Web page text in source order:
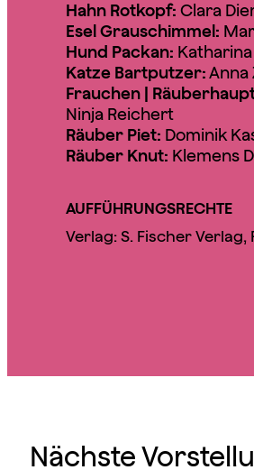
Hahn Rotkopf: Clara
Esel Grauschimmel:
Hund Packan:
Katze Bartputzer:Anna
Frauchen |
Ninja Reichert
Räuber Piet: Dominik
Räuber Knut: Klemens
AUFFÜHRUNGSRECHTE
Verlag: S. Fischer
Nächste